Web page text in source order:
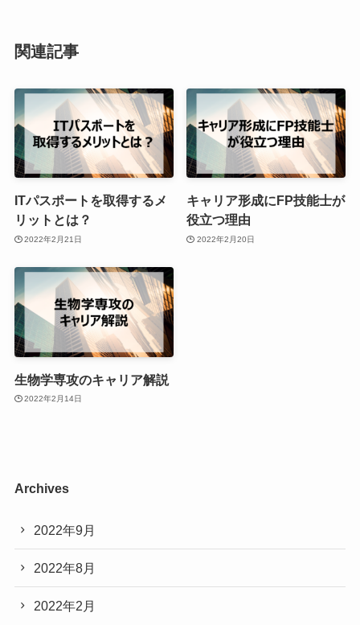
関連記事
ITパスポートを取得するメ
リットとは？
2022年2月21日
キャリア形成にFP技能士が
役立つ理由
2022年2月20日
生物学専攻のキャリア解説
2022年2月14日
Archives
2022年9月
2022年8月
2022年2月